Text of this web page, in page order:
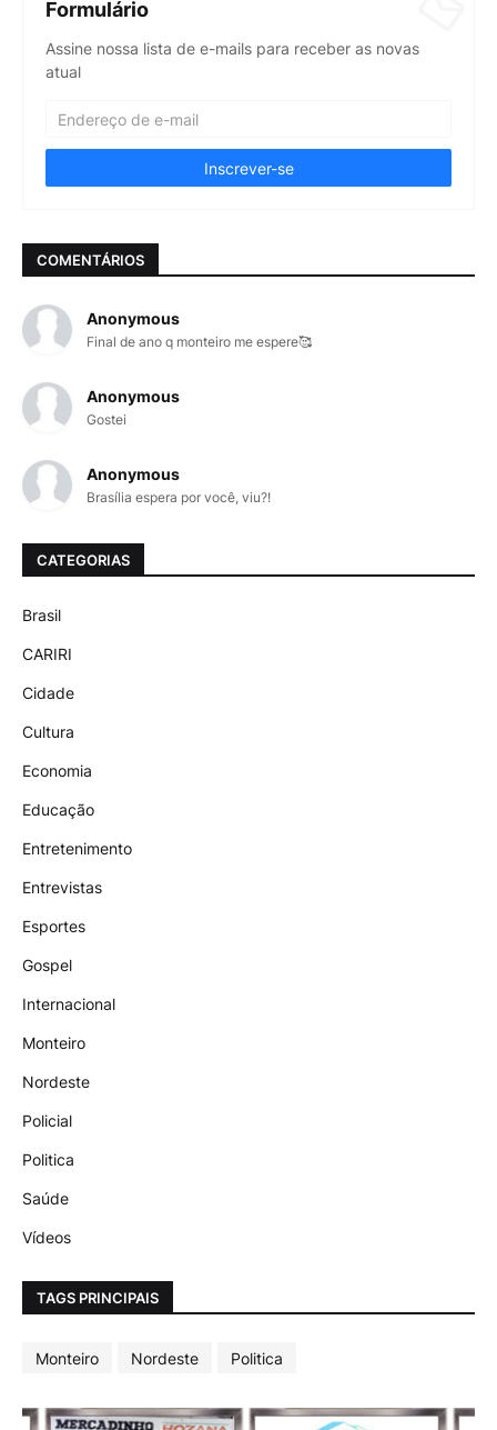
Formulário
Assine nossa lista de e-mails para receber as novas
atual
COMENTÁRIOS
Anonymous
Final de ano q monteiro me espere🥰
Anonymous
Gostei
Anonymous
Brasília espera por você, viu?!
CATEGORIAS
Brasil
CARIRI
Cidade
Cultura
Economia
Educação
Entretenimento
Entrevistas
Esportes
Gospel
Internacional
Monteiro
Nordeste
Policial
Politica
Saúde
Vídeos
TAGS PRINCIPAIS
Monteiro Nordeste Politica